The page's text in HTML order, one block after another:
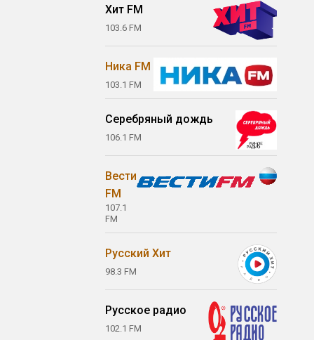
Хит FM
103.6 FM
Ника FM
103.1 FM
Серебряный дождь
106.1 FM
Вести
FM
107.1
FM
Русский Хит
98.3 FM
Русское радио
102.1 FM